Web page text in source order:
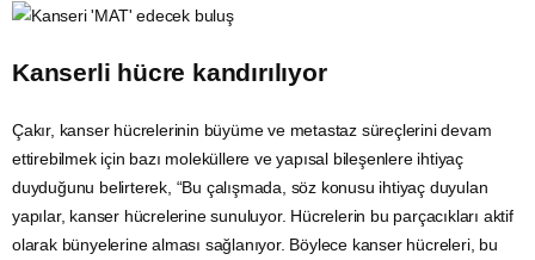
Kanserli hücre kandırılıyor
Çakır, kanser hücrelerinin büyümeve metastaz süreçlerini devam
ettirebilmek için bazı moleküllere ve yapısal bileşenlere ihtiyaç
duyduğunu belirterek, “Bu çalışmada, söz konusu ihtiyaç duyulan
yapılar, kanser hücrelerine sunuluyor. Hücrelerin bu parçacıkları aktif
olarak bünyelerine alması sağlanıyor. Böylece kanser hücreleri, bu